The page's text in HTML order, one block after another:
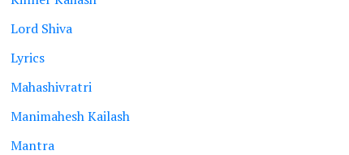
Lord Shiva
Lyrics
Mahashivratri
Manimahesh Kailash
Mantra